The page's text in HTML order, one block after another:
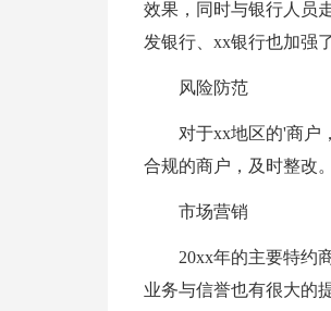
效果，同时与银行人员
发银行、xx银行也加强
风险防范
对于xx地区的'商户
合规的商户，及时整改
市场营销
20xx年的主要特约
业务与信誉也有很大的